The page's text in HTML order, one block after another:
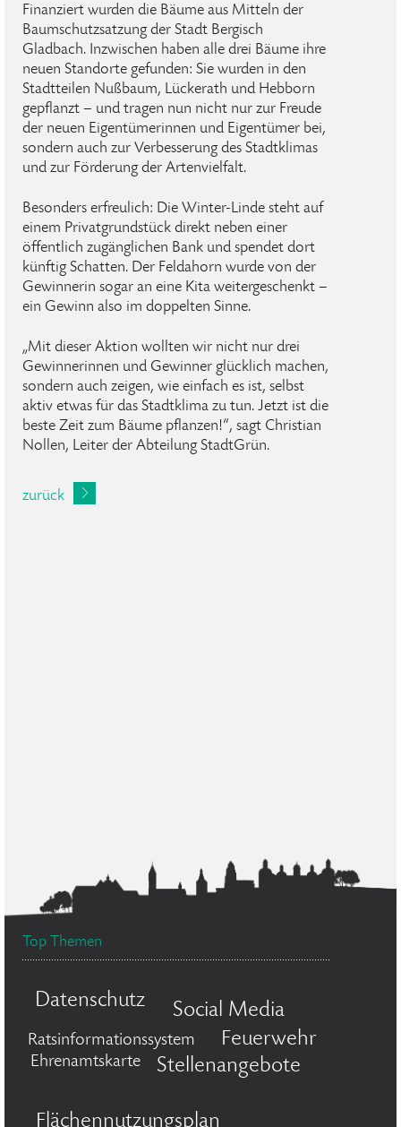
Finanziert wurden die Bäume aus Mitteln der
Baumschutzsatzung der Stadt Bergisch
Gladbach. Inzwischen haben alle drei Bäume ihre
neuen Standorte gefunden: Sie wurden in den
Stadtteilen Nußbaum, Lückerath und Hebborn
gepflanzt – und tragen nun nicht nur zur Freude
der neuen Eigentümerinnen und Eigentümer bei,
sondern auch zur Verbesserung des Stadtklimas
und zur Förderung der Artenvielfalt.
Besonders erfreulich: Die Winter-Linde steht auf
einem Privatgrundstück direkt neben einer
öffentlich zugänglichen Bank und spendet dort
künftig Schatten. Der Feldahorn wurde von der
Gewinnerin sogar an eine Kita weitergeschenkt –
ein Gewinn also im doppelten Sinne.
„Mit dieser Aktion wollten wir nicht nur drei
Gewinnerinnen und Gewinner glücklich machen,
sondern auch zeigen, wie einfach es ist, selbst
aktiv etwas für das Stadtklima zu tun. Jetzt ist die
beste Zeit zum Bäume pflanzen!“, sagt Christian
Nollen, Leiter der Abteilung StadtGrün.
zurück
Top Themen
Datenschutz Social Media
Ratsinformationssystem Feuerwehr
Ehrenamtskarte Stellenangebote
Flächennutzungsplan